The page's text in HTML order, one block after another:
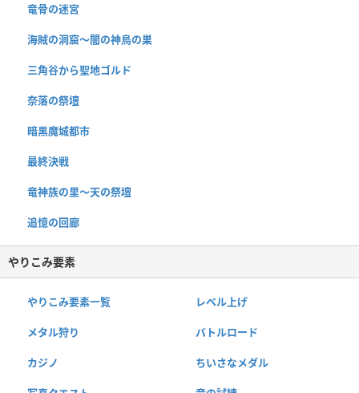
竜骨の迷宮
海賊の洞窟〜闇の神鳥の巣
三角谷から聖地ゴルド
奈落の祭壇
暗黒魔城都市
最終決戦
竜神族の里〜天の祭壇
追憶の回廊
やりこみ要素
やりこみ要素一覧 レベル上げ
メタル狩り バトルロード
カジノ ちいさなメダル